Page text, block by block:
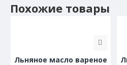
пыли,
слой с
Похожие товары
Льняное масло вареное